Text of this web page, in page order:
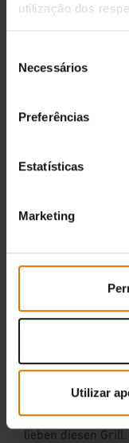
utilização dos
Necessários
Preferências
Estatísticas
Marketing
Utilizar